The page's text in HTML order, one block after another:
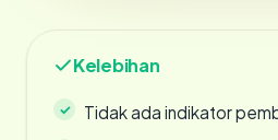
Kelebihan
Tidak ada indikator